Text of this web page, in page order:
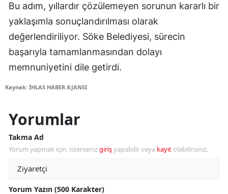
Bu adım, yıllardır çözülemeyen sorunun kararlı bir
yaklaşımla sonuçlandırılması olarak
değerlendiriliyor. Söke Belediyesi, sürecin
başarıyla tamamlanmasından dolayı
memnuniyetini dile getirdi.
Kaynak: İHLAS HABER AJANSI
Yorumlar
Takma Ad
Yorum yapmak için, istersenizgirişyapabilir veya kayıt olabilirsiniz.
Yorum Yazın (500 Karakter)